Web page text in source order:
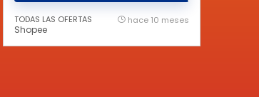
TODAS LAS OFERTAS
Shopee
hace 10 meses